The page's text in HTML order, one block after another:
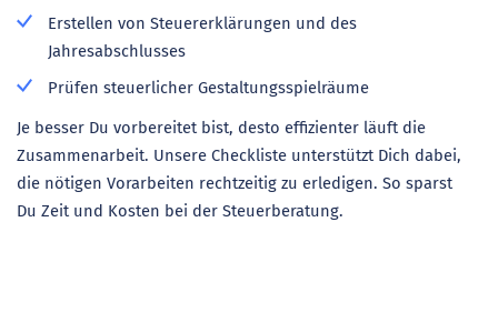
Erstellen von Steuererklärungen und des
Jahresabschlusses
Prüfen steuerlicher Gestaltungsspielräume
Je besser Du vorbereitet bist, desto effizienter läuft die
Zusammenarbeit. Unsere Checkliste unterstützt Dich dabei,
die nötigen Vorarbeiten rechtzeitig zu erledigen. So sparst
Du Zeit und Kosten bei der Steuerberatung.